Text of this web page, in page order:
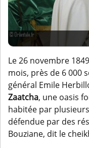
Le 26 novembre
mois, près de 6 000
général Emile
Zaatcha, une oasis
habitée par
défendue par des
Bouziane, dit le